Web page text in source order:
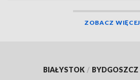
ZOBACZ WIĘCEJ
BIAŁYSTOK / BYDGOSZCZ